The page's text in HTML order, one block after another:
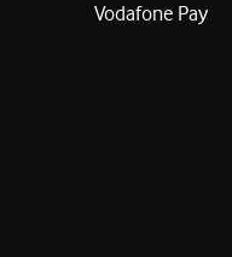
Vodafone Pay